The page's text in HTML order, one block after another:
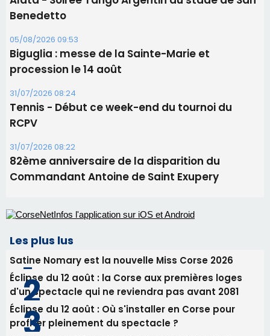
Ucciani – Marché des producteurs à Cruculi le
11 août
06/08/2026 15:25
Corte – L’association A Nuciola organise une
projection sous les étoiles
06/08/2026 15:04
Alata - Soirée Tango Argentin au stade de San
Benedetto
05/08/2026 09:53
Biguglia : messe de la Sainte-Marie et
procession le 14 août
Tennis - Début ce week-end du tournoi du
RCPV
31/07/2026 08:22
82ème anniversaire de la disparition du
Commandant Antoine de Saint Exupery